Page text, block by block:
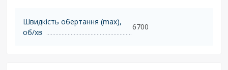
Швидкість обертання (max),
об/хв
6700